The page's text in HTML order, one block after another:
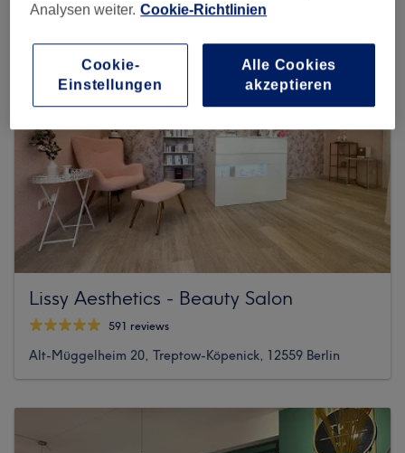
Lissy Aesthetics - Beauty Salon
591 reviews
Alt-Müggelheim 20, Treptow-Köpenick, 12559 Berlin
Analysen weiter. Cookie-Richtlinien
Cookie-
Einstellungen
Alle Cookies
akzeptieren